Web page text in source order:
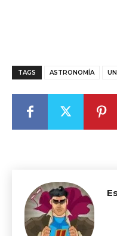
TAGS ASTRONOMÍA